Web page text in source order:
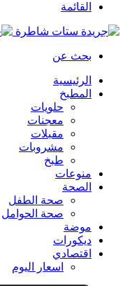
القائمة
بحث عن
الرئيسية
المطبخ
حلويات
معجنات
مقبلات
مشروبات
طبخ
منوعات
الصحة
صحة الطفل
صحة الحوامل
موضة
ديكورات
اقتصادي
اسعار اليوم